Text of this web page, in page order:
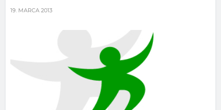
19. MARCA 2013